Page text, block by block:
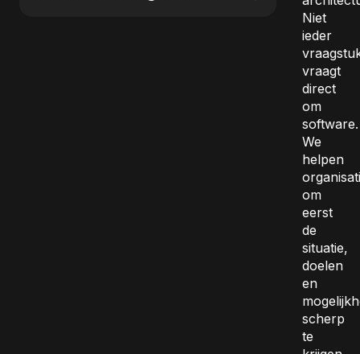
Niet
ieder
vraagt
direct
om
software.
We
helpen
om
eerst
de
situatie,
doelen
en
scherp
te